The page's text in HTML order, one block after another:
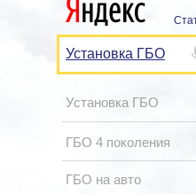
ГБО 4 поколения
Установка ГБО
ГБО на авто
Установка ГБО